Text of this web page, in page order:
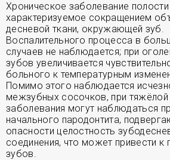
Хроническое заболевание полости
характеризуемое сокращением
десневой ткани, окружающей зуб.
Воспалительного процесса в
случаев не наблюдается; при
зубов увеличивается
больного к температурным
Помимо этого наблюдается
межзубных сосочков, при тяжёлой
заболевания могут наблюдаться
начального пародонтита,
опасности целостность
соединения, что может привести к
зубов.